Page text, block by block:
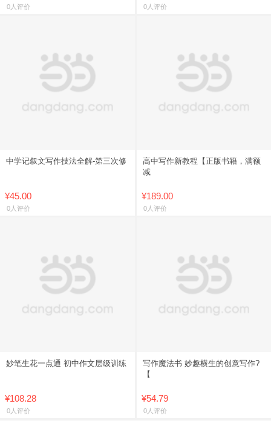
0人评价 0人评价
中学记叙文写作技法全解-第三次修
¥45.00
0人评价
高中写作新教程【正版书籍，满额
减
¥189.00
0人评价
妙笔生花一点通 初中作文层级训练
¥108.28
0人评价
写作魔法书 妙趣横生的创意写作?
【
¥54.79
0人评价